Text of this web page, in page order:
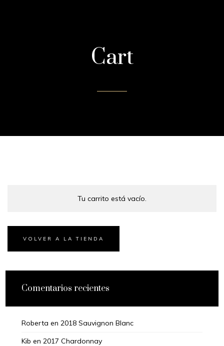
Cart
Tu carrito está vacío.
VOLVER A LA TIENDA
Comentarios recientes
Roberta en 2018 Sauvignon Blanc
Kib en 2017 Chardonnay